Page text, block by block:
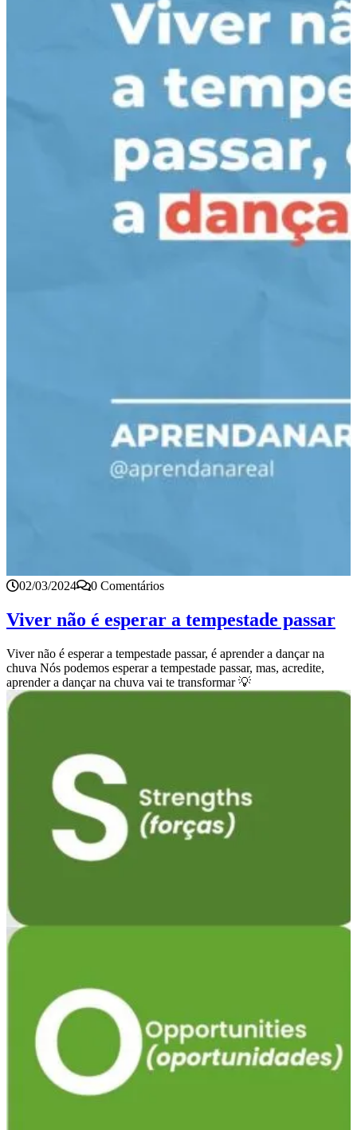
02/03/2024 0 Comentários
Viver não é esperar a tempestade passar
Viver não é esperar a tempestade passar, é aprender a dançar na
chuva Nós podemos esperar a tempestade passar, mas, acredite,
aprender a dançar na chuva vai te transformar 💡